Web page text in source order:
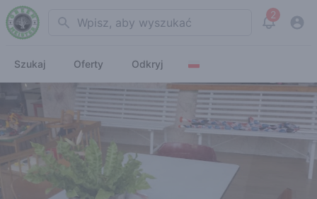
Search 2
View
Szukaj Oferty Odkryj